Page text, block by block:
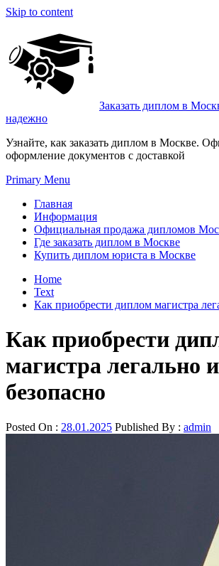
Skip to content
Заказать диплом в
надежно
Узнайте, как заказать диплом в Москве.
оформление документов с доставкой
Primary Menu
Главная
Информация
Официальная продажа дипломов
Где заказать диплом в Москве
Купить диплом юриста в Москве
Home
Text
Как приобрести диплом магистра
Как приобрести
магистра легально и
безопасно
Posted On : 28.01.2025 Published By : admin